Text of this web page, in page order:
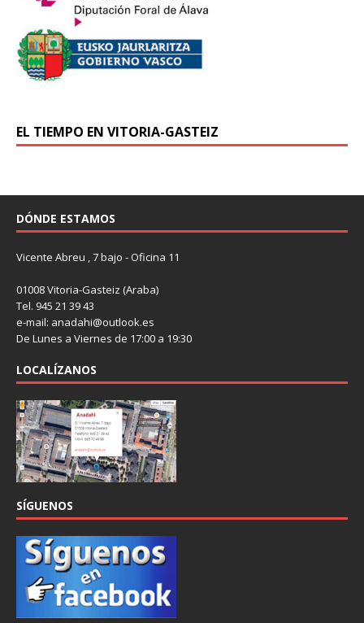
EL TIEMPO EN VITORIA-GASTEIZ
DÓNDE ESTAMOS
Vicente Abreu , 7 bajo - Oficina 11
01008 Vitoria-Gasteiz (Araba)
Tel. 945 21 39 43
e-mail: anadahi@outlook.es
De Lunes a Viernes de 17:00 a 19:30
LOCALÍZANOS
SÍGUENOS